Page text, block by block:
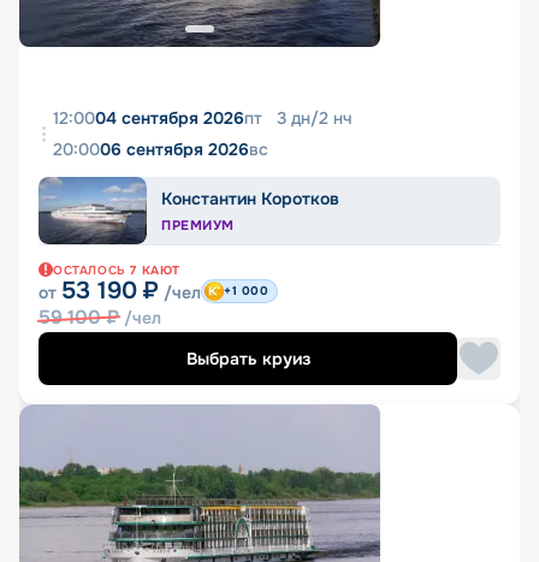
12:0004 сентября 2026пт 3 дн/2 нч
20:0006 сентября 2026вс
Константин Коротков
ПРЕМИУМ
ОСТАЛОСЬ 7 КАЮТ
от 53 190 ₽ /чел
59 100₽ /чел
+1 000
Выбрать круиз